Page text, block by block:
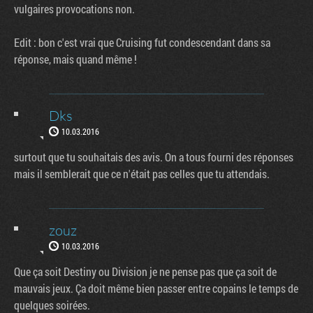
vulgaires provocations non.
Edit : bon c'est vrai que Cruising fut condescendant dans sa
réponse, mais quand même !
Dks
10.03.2016
surtout que tu souhaitais des avis. On a tous fourni des réponses
mais il semblerait que ce n'était pas celles que tu attendais.
zouz
10.03.2016
Que ça soit Destiny ou Division je ne pense pas que ça soit de
mauvais jeux. Ça doit même bien passer entre copains le temps de
quelques soirées.